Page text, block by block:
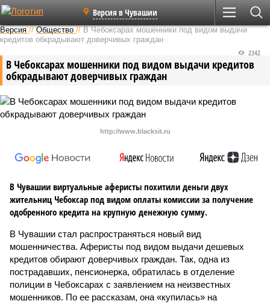
Версия в Чувашии
Версия //Общество //В Чебоксарах мошенники под видом выдачи
кредитов обкрадывают доверчивых граждан
В Чебоксарах мошенники под видом выдачи кредитов
обкрадывают доверчивых граждан
2342
http://www.blacksit.ru
В Чувашии виртуальные аферисты похитили деньги двух
жительниц Чебоксар под видом оплаты комиссии за получение
одобренного кредита на крупную денежную сумму.
В Чувашии стал распространяться новый вид
мошенничества. Аферисты под видом выдачи дешевых
кредитов обирают доверчивых граждан. Так, одна из
пострадавших, пенсионерка, обратилась в отделение
полиции в Чебоксарах с заявлением на неизвестных
мошенников. По ее рассказам, она «купилась» на